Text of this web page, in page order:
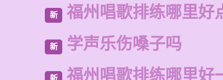
新 福州唱歌排练哪里好
新 学声乐伤嗓子吗
新 福州唱歌排练哪里好